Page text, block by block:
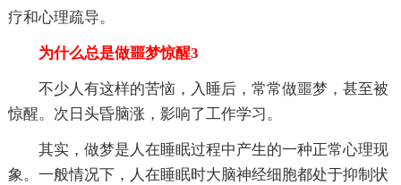
疗和心理疏导。
为什么总是做噩梦惊醒3
不少人有这样的苦恼，入睡后，常常做噩梦，甚至被
惊醒。次日头昏脑涨，影响了工作学习。
其实，做梦是人在睡眠过程中产生的一种正常心理现
象。一般情况下，人在睡眠时大脑神经细胞都处于抑制状